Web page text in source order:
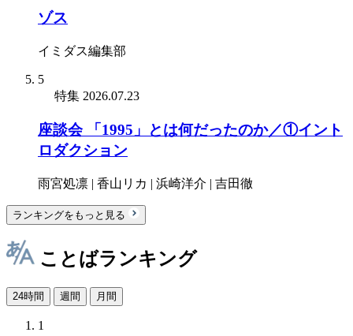
ゾス
イミダス編集部
5
特集 2026.07.23
座談会 「1995」とは何だったのか／①イント
ロダクション
雨宮処凛 | 香山リカ | 浜崎洋介 | 吉田徹
ランキングをもっと見る
ことばランキング
24時間 週間 月間
1